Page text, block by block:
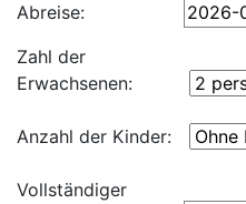
Abreise:
Zahl der
Erwachsenen:
Anzahl der Kinder:
Vollständiger